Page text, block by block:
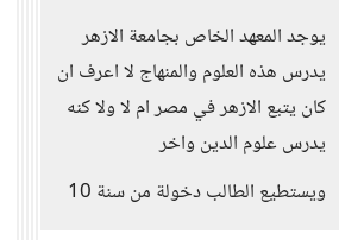
يوجد المعهد الخاص بجامعة الازهر
يدرس هذه العلوم والمنهاج لا اعرف ان
كان يتبع الازهر في مصر ام لا ولا كنه
يدرس علوم الدين واخر
ويستطيع الطالب دخولة من سنة 10